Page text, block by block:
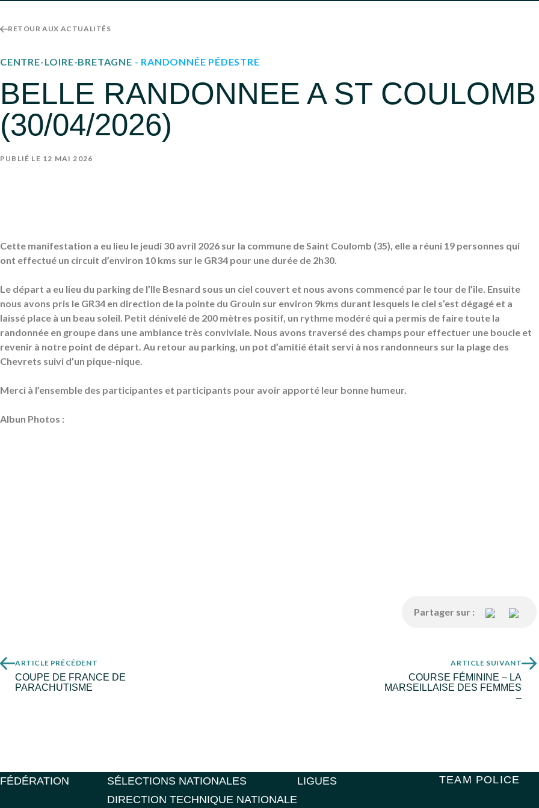
RETOUR AUX ACTUALITÉS
CENTRE-LOIRE-BRETAGNE - RANDONNÉE PÉDESTRE
BELLE RANDONNEE A ST COULOMB
(30/04/2026)
PUBLIÉ LE 12 MAI 2026
Cette manifestation a eu lieu le jeudi 30 avril 2026 sur la commune de Saint Coulomb (35), elle a réuni 19 personnes qui
ont effectué un circuit d’environ 10 kms sur le GR34 pour une durée de 2h30.
Le départ a eu lieu du parking de l’Ile Besnard sous un ciel couvert et nous avons commencé par le tour de l’île. Ensuite
nous avons pris le GR34 en direction de la pointe du Grouin sur environ 9kms durant lesquels le ciel s’est dégagé et a
laissé place à un beau soleil. Petit dénivelé de 200 mètres positif, un rythme modéré qui a permis de faire toute la
randonnée en groupe dans une ambiance très conviviale. Nous avons traversé des champs pour effectuer une boucle et
revenir à notre point de départ. Au retour au parking, un pot d’amitié était servi à nos randonneurs sur la plage des
Chevrets suivi d’un pique-nique.
Merci à l’ensemble des participantes et participants pour avoir apporté leur bonne humeur.
Albun Photos :
Partager sur :
ARTICLE PRÉCÉDENT
COUPE DE FRANCE DE
PARACHUTISME
ARTICLE SUIVANT
COURSE FÉMININE – LA
MARSEILLAISE DES FEMMES
–
FÉDÉRATION
SÉLECTIONS NATIONALES
DIRECTION TECHNIQUE NATIONALE
LIGUES TEAM POLICE